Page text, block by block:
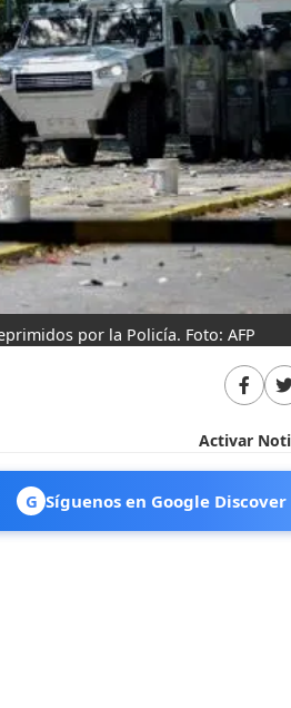
por la Policía. Foto: AFP
Activar
G Síguenos en Google Discover